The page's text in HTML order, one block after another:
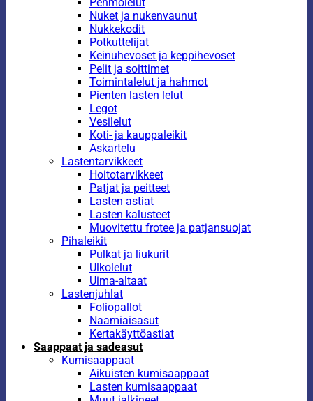
Nuket ja nukenvaunut
Nukkekodit
Potkuttelijat
Keinuhevoset ja keppihevoset
Pelit ja soittimet
Toimintalelut ja hahmot
Pienten lasten lelut
Legot
Vesilelut
Koti- ja kauppaleikit
Askartelu
Lastentarvikkeet
Hoitotarvikkeet
Patjat ja peitteet
Lasten astiat
Lasten kalusteet
Muovitettu frotee ja patjansuojat
Pihaleikit
Pulkat ja liukurit
Ulkolelut
Uima-altaat
Lastenjuhlat
Foliopallot
Naamiaisasut
Kertakäyttöastiat
Saappaat ja sadeasut
Kumisaappaat
Aikuisten kumisaappaat
Lasten kumisaappaat